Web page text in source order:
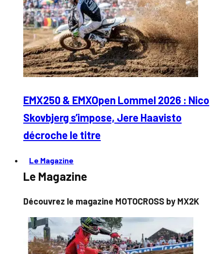
EMX250 & EMXOpen Lommel 2026 : Nico
Skovbjerg s’impose, Jere Haavisto
décroche le titre
Le Magazine
Le Magazine
Découvrez le magazine MOTOCROSS by MX2K